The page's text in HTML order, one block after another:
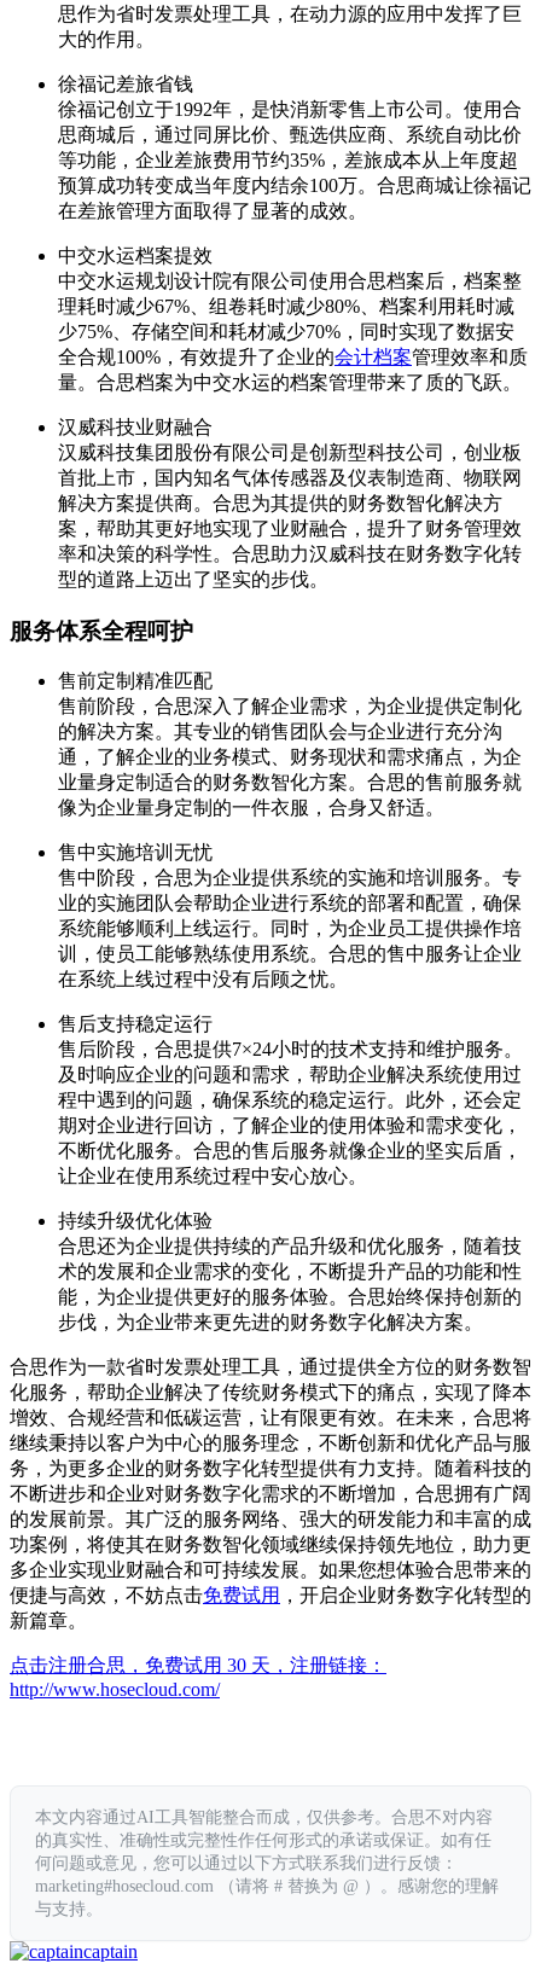
思作为省时发票处理工具，在动力源的应用中发挥了巨
大的作用。
徐福记差旅省钱
徐福记创立于1992年，是快消新零售上市公司。使用合
思商城后，通过同屏比价、甄选供应商、系统自动比价
等功能，企业差旅费用节约35%，差旅成本从上年度超
预算成功转变成当年度内结余100万。合思商城让徐福记
在差旅管理方面取得了显著的成效。
中交水运档案提效
中交水运规划设计院有限公司使用合思档案后，档案整
理耗时减少67%、组卷耗时减少80%、档案利用耗时减
少75%、存储空间和耗材减少70%，同时实现了数据安
全合规100%，有效提升了企业的会计档案管理效率和质
量。合思档案为中交水运的档案管理带来了质的飞跃。
汉威科技业财融合
汉威科技集团股份有限公司是创新型科技公司，创业板
首批上市，国内知名气体传感器及仪表制造商、物联网
解决方案提供商。合思为其提供的财务数智化解决方
案，帮助其更好地实现了业财融合，提升了财务管理效
率和决策的科学性。合思助力汉威科技在财务数字化转
型的道路上迈出了坚实的步伐。
服务体系全程呵护
售前定制精准匹配
售前阶段，合思深入了解企业需求，为企业提供定制化
的解决方案。其专业的销售团队会与企业进行充分沟
通，了解企业的业务模式、财务现状和需求痛点，为企
业量身定制适合的财务数智化方案。合思的售前服务就
像为企业量身定制的一件衣服，合身又舒适。
售中实施培训无忧
售中阶段，合思为企业提供系统的实施和培训服务。专
业的实施团队会帮助企业进行系统的部署和配置，确保
系统能够顺利上线运行。同时，为企业员工提供操作培
训，使员工能够熟练使用系统。合思的售中服务让企业
在系统上线过程中没有后顾之忧。
售后支持稳定运行
售后阶段，合思提供7×24小时的技术支持和维护服务。
及时响应企业的问题和需求，帮助企业解决系统使用过
程中遇到的问题，确保系统的稳定运行。此外，还会定
期对企业进行回访，了解企业的使用体验和需求变化，
不断优化服务。合思的售后服务就像企业的坚实后盾，
让企业在使用系统过程中安心放心。
持续升级优化体验
合思还为企业提供持续的产品升级和优化服务，随着技
术的发展和企业需求的变化，不断提升产品的功能和性
能，为企业提供更好的服务体验。合思始终保持创新的
步伐，为企业带来更先进的财务数字化解决方案。
合思作为一款省时发票处理工具，通过提供全方位的财务数智
化服务，帮助企业解决了传统财务模式下的痛点，实现了降本
增效、合规经营和低碳运营，让有限更有效。在未来，合思将
继续秉持以客户为中心的服务理念，不断创新和优化产品与服
务，为更多企业的财务数字化转型提供有力支持。随着科技的
不断进步和企业对财务数字化需求的不断增加，合思拥有广阔
的发展前景。其广泛的服务网络、强大的研发能力和丰富的成
功案例，将使其在财务数智化领域继续保持领先地位，助力更
多企业实现业财融合和可持续发展。如果您想体验合思带来的
便捷与高效，不妨点击免费试用 ，开启企业财务数字化转型的
新篇章。
点击注册合思，免费试用 30 天，注册链接：
http://www.hosecloud.com/
本文内容通过AI工具智能整合而成，仅供参考。合思不对内容
的真实性、准确性或完整性作任何形式的承诺或保证。如有任
何问题或意见，您可以通过以下方式联系我们进行反馈：
marketing#hosecloud.com （请将 # 替换为 @ ）。感谢您的理解
与支持。
captain